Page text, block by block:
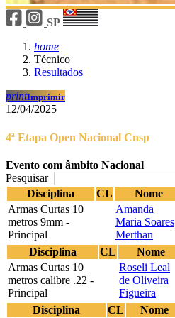
SP
home
Técnico
Resultados
printImprimir
12/04/2025
4ª Etapa Open Nacional Cnsp
Evento com âmbito Nacional
Pesquisar
Disciplina
CL Nome
Armas Curtas 10
metros 9mm -
Principal
Amanda
Maria Soares
Merthan
Disciplina CL Nome
Armas Curtas 10
metros calibre .22 -
Principal
Roseli Leal
de Oliveira
Figueira
Disciplina CL Nome